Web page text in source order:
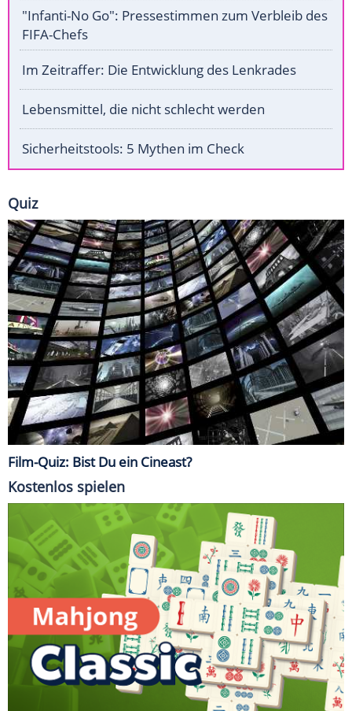
"Infanti-No Go": Pressestimmen zum Verbleib des
FIFA-Chefs
Im Zeitraffer: Die Entwicklung des Lenkrades
Lebensmittel, die nicht schlecht werden
Sicherheitstools: 5 Mythen im Check
Quiz
Film-Quiz: Bist Du ein Cineast?
Kostenlos spielen